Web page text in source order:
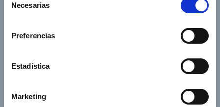
Necesarias
Preferencias
Estadística
Marketing
Junta de Accionistas